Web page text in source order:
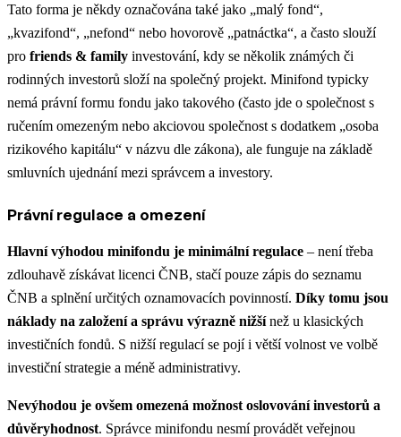
Tato forma je někdy označována také jako „malý fond“,
„kvazifond“, „nefond“ nebo hovorově „patnáctka“, a často slouží
pro friends & family investování, kdy se několik známých či
rodinných investorů složí na společný projekt. Minifond typicky
nemá právní formu fondu jako takového (často jde o společnost s
ručením omezeným nebo akciovou společnost s dodatkem „osoba
rizikového kapitálu“ v názvu dle zákona​), ale funguje na základě
smluvních ujednání mezi správcem a investory.
Právní regulace a omezení
Hlavní výhodou minifondu je minimální regulace – není třeba
zdlouhavě získávat licenci ČNB, stačí pouze zápis do seznamu
ČNB a splnění určitých oznamovacích povinností​. Díky tomu jsou
náklady na založení a správu výrazně nižšínež u klasických
investičních fondů​. S nižší regulací se pojí i větší volnost ve volbě
investiční strategie a méně administrativy.
Nevýhodou je ovšem omezená možnost oslovování investorů a
důvěryhodnost. Správce minifondu nesmí provádět veřejnou